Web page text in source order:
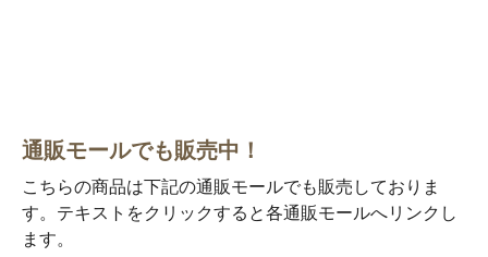
通販モールでも販売中！
こちらの商品は下記の通販モールでも販売しておりま
す。テキストをクリックすると各通販モールへリンクし
ます。